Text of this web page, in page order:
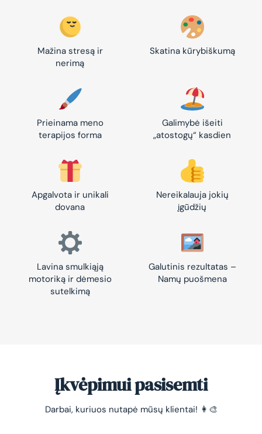
Mažina stresą ir
nerimą
Skatina kūrybiškumą
Prieinama meno
terapijos forma
Galimybė išeiti
„atostogų“ kasdien
Apgalvota ir unikali
dovana
Nereikalauja jokių
įgūdžių
Lavina smulkiąją
motoriką ir dėmesio
sutelkimą
Galutinis rezultatas –
Namų puošmena
Įkvėpimui pasisemti
Darbai, kuriuos nutapė mūsų klientai! 👩‍🎨